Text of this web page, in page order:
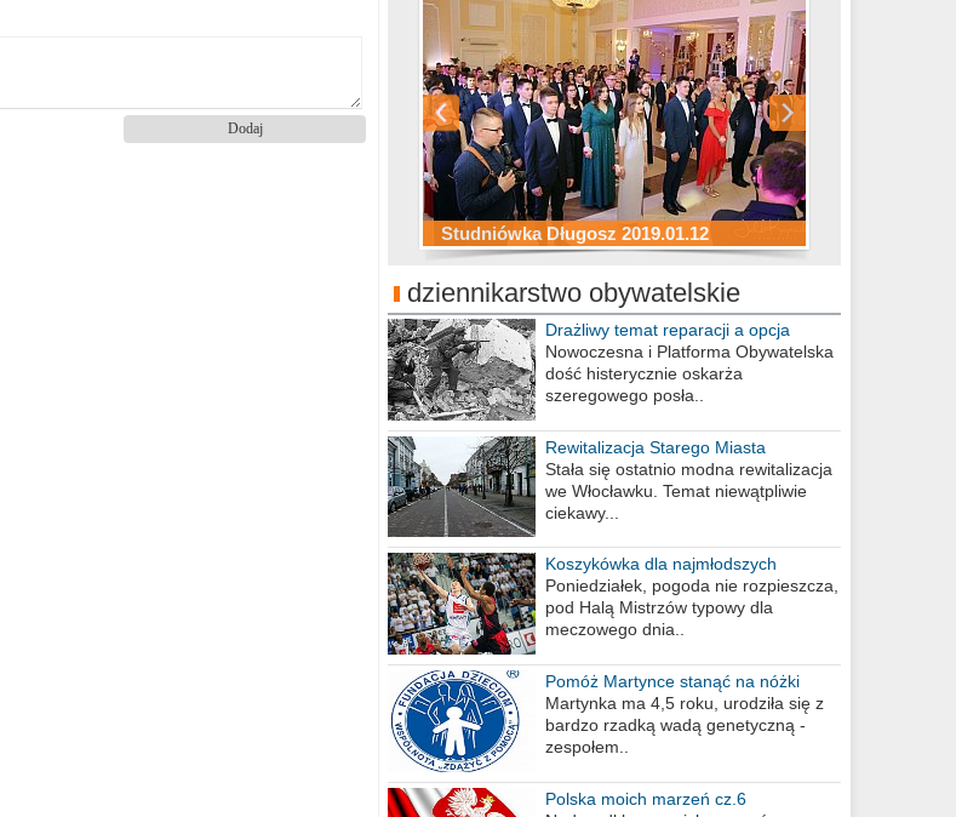
Studniówka Długosz 2019.01.12
ZS Budowlanych 2019.01.12
Studniówka LZK 2019.01.11
dziennikarstwo obywatelskie
Drażliwy temat reparacji a opcja
berlińska
Nowoczesna i Platforma Obywatelska
dość histerycznie oskarża
szeregowego posła..
Rewitalizacja Starego Miasta
Stała się ostatnio modna rewitalizacja
we Włocławku. Temat niewątpliwie
ciekawy...
Koszykówka dla najmłodszych
Poniedziałek, pogoda nie rozpieszcza,
pod Halą Mistrzów typowy dla
meczowego dnia..
Pomóż Martynce stanąć na nóżki
Martynka ma 4,5 roku, urodziła się z
bardzo rzadką wadą genetyczną -
zespołem..
Polska moich marzeń cz.6